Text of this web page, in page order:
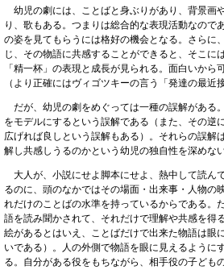
幼児の劇には、ことばと身ぶりがあり、背景画
り、歌もある。つまりは総合的な表現活動なので
の姿を見てもらうには格好の機会となる。さらに
じ、その物語に共感することができると、そこに
「精一杯」の表現と成長が見られる。面白いから
（より正確にはヴィゴツキーの言う「発達の最近
だが、幼児の劇をめぐっては一種の誤解がある
をモデルにするという誤解である（また、その逆
広げれば良しという誤解もある）。それらの誤解
解し共感しうるのかという幼児の独自性を深めな
大人が、小説にせよ脚本にせよ、熱中して読ん
るのに、頭のなかではその場面・出来事・人物の
れだけのことばの水準を持っているからである。
語を読み聞かされて、それだけで理解や共感を得
絵があるとはいえ、ことばだけで出来た物語は眼
いである）。人の外側で物語を眼に見えるよう
る。自分がある役をもちながら、相手役の子ども